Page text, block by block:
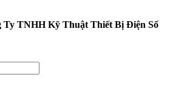
Ty TNHH Kỹ Thuật Thiết Bị Điện Số